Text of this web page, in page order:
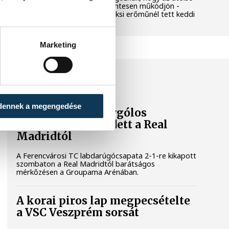
Marketing
a megengedése
még termelő turbina hibamentesen működjön -
közölte a miniszterelnök a paksi erőműnél tett keddi
SPORT
A Ferencváros egygólos
vereséget szenvedett a Real
Madridtól
A Ferencvárosi TC labdarúgócsapata 2-1-re kikapott
szombaton a Real Madridtól barátságos
mérkőzésen a Groupama Arénában.
A korai piros lap megpecsételte
a VSC Veszprém sorsát